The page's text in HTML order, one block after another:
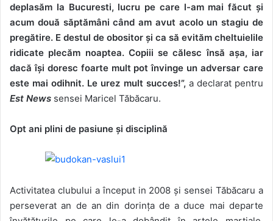
deplasăm la Bucuresti, lucru pe care l-am mai făcut și
acum două săptămâni când am avut acolo un stagiu de
pregătire. E destul de obositor și ca să evităm cheltuielile
ridicate plecăm noaptea. Copiii se călesc însă așa, iar
dacă își doresc foarte mult pot învinge un adversar care
este mai odihnit. Le urez mult succes!”, a declarat pentru
Est News sensei Maricel Tăbăcaru.
Opt ani plini de pasiune și disciplină
Activitatea clubului a început in 2008 și sensei Tăbăcaru a
perseverat an de an din dorința de a duce mai departe